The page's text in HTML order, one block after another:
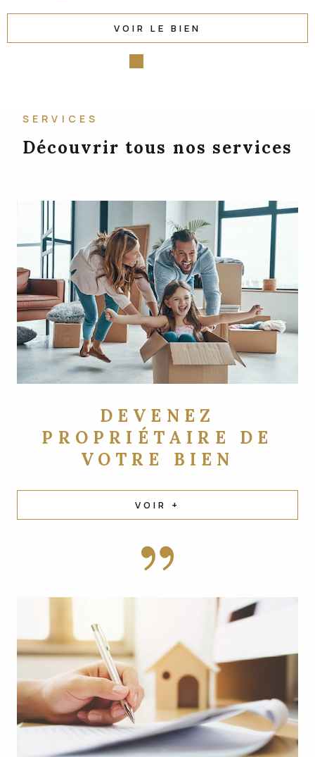
VOIR LE BIEN
SERVICES
Découvrir tous nos services
DEVENEZ
PROPRIÉTAIRE DE
VOTRE BIEN
VOIR +